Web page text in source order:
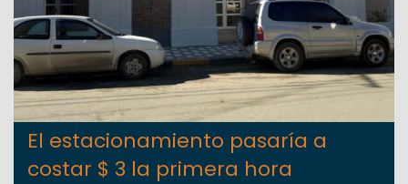
El estacionamiento pasaría a
costar $ 3 la primera hora